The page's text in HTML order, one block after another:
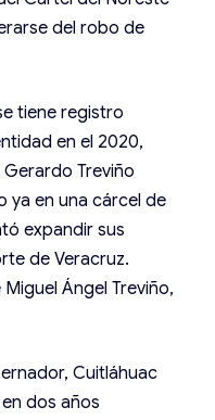
del robo de
tiene registro
en el 2020,
Treviño
ya en una cárcel de
expandir sus
de Veracruz.
Ángel Treviño,
Cuitláhuac
dos años